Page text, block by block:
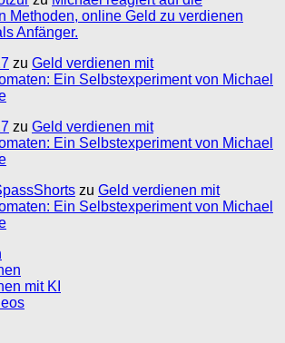
Methoden, online Geld zu verdienen
Anfänger.
zu Geld verdienen mit
Ein Selbstexperiment von Michael
zu Geld verdienen mit
Ein Selbstexperiment von Michael
zu Geld verdienen mit
Ein Selbstexperiment von Michael
mit KI